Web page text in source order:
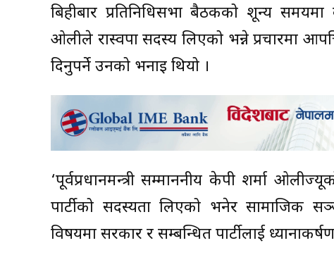
बिहीबार प्रतिनिधिसभा बैठकको शून्य
ओलीले रास्वपा सदस्य लिएको भन्ने प्रचारमा
दिनुपर्ने उनको भनाइ थियो ।
‘पूर्वप्रधानमन्त्री सम्माननीय केपी शर्मा
पार्टीको सदस्यता लिएको भनेर सामाजिक
विषयमा सरकार र सम्बन्धित पार्टीलाई